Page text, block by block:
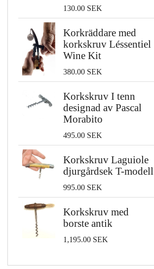
130.00 SEK
Korkräddare med
korkskruv Léssentiel
Wine Kit
380.00 SEK
Korkskruv I tenn
designad av Pascal
Morabito
495.00 SEK
Korkskruv Laguiole
djurgårdsek T-modell
995.00 SEK
Korkskruv med
borste antik
1,195.00 SEK